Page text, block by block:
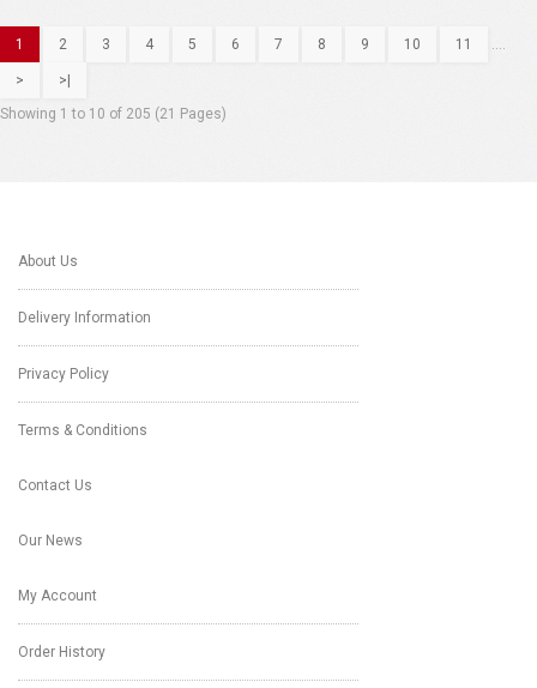
1 2 3 4 5 6 7 8 9 10 11
>
>|
Showing 1 to 10 of 205 (21 Pages)
About Us
Delivery Information
Privacy Policy
Terms & Conditions
Contact Us
Our News
My Account
Order History